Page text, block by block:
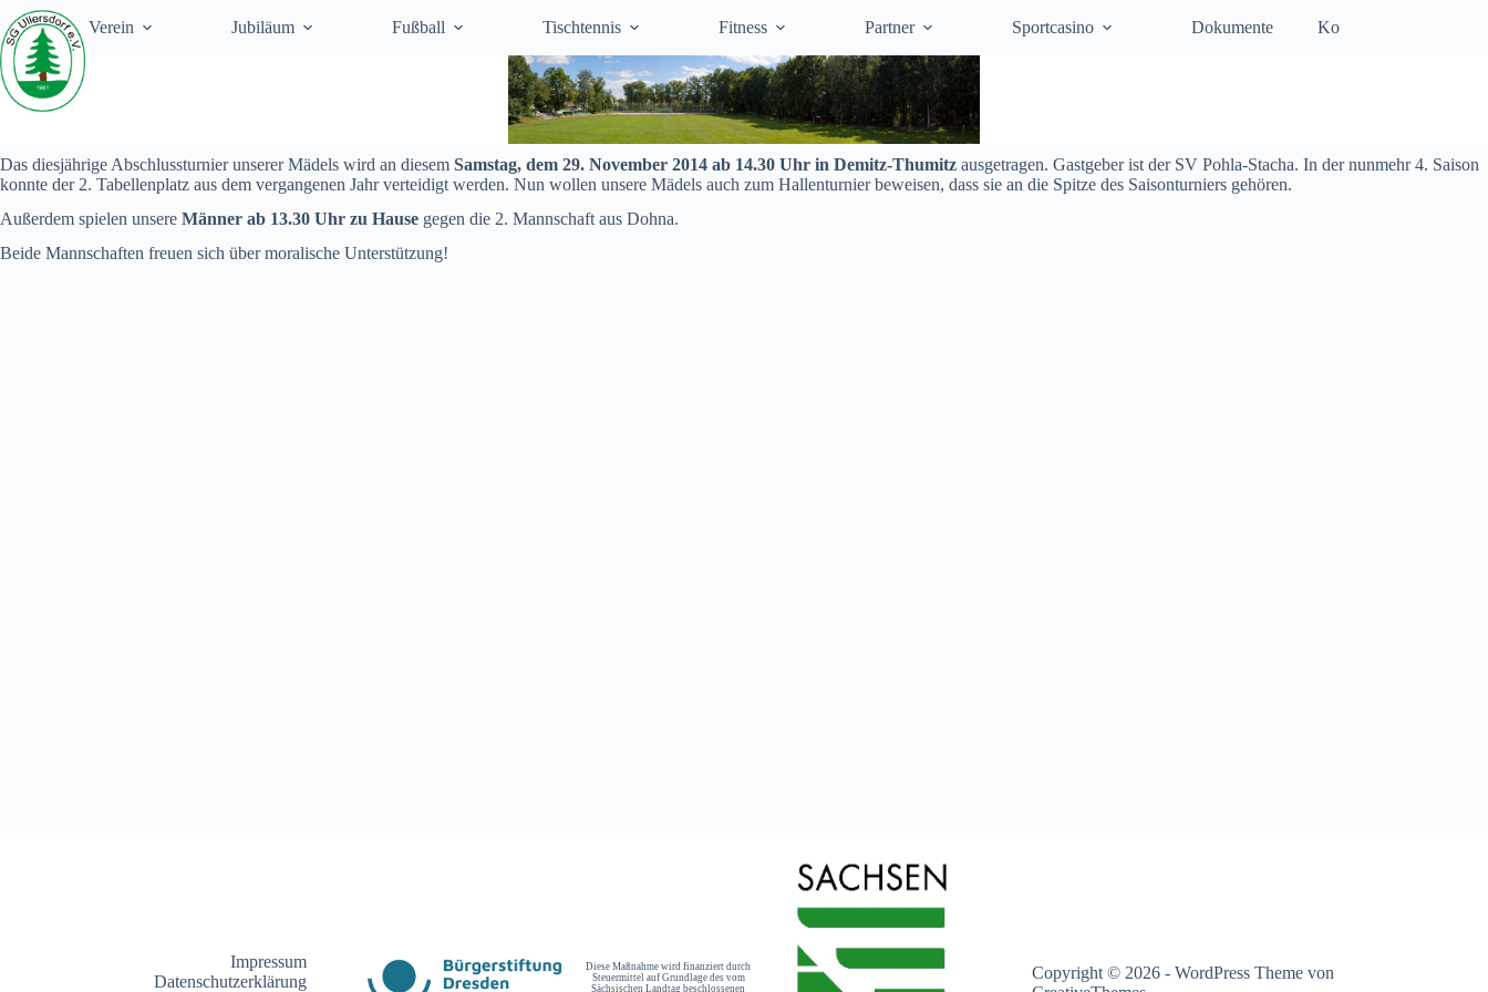
Zum
Inhalt
springen
Verein Jubiläum Fußball Tischtennis Fitness Partner Sportcasino Dokumente Kontakt
Das diesjährige Abschlussturnier unserer Mädels wird an diesem Samstag, dem 29. November 2014 ab 14.30 Uhr in Demitz-Thumitz ausgetragen. Gastgeber ist der SV Pohla-Stacha. In der nunmehr 4. Saison
konnte der 2. Tabellenplatz aus dem vergangenen Jahr verteidigt werden. Nun wollen unsere Mädels auch zum Hallenturnier beweisen, dass sie an die Spitze des Saisonturniers gehören.
Außerdem spielen unsere Männer ab 13.30 Uhr zu Hause gegen die 2. Mannschaft aus Dohna.
Beide Mannschaften freuen sich über moralische Unterstützung!
Impressum
Datenschutzerklärung
Diese Maßnahme wird finanziert durch
Steuermittel auf Grundlage des vom
Sächsischen Landtag beschlossenen
Copyright © 2026 - WordPress Theme von